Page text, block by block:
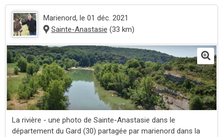
Marienord, le 01 déc. 2021
Sainte-Anastasie (33 km)
La rivière - une photo de Sainte-Anastasie dans le
département du Gard (30) partagée par marienord dans la